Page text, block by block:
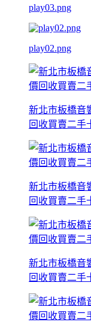
play03.png
play02.png
新北市板橋音
回收買賣二手
新北市板橋音
回收買賣二手
新北市板橋音
回收買賣二手